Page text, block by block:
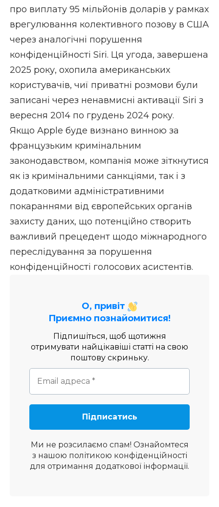
про виплату 95 мільйонів доларів у рамках
врегулювання колективного позову в США
через аналогічні порушення
конфіденційності Siri. Ця угода, завершена
2025 року, охопила американських
користувачів, чиї приватні розмови були
записані через ненавмисні активації Siri з
вересня 2014 по грудень 2024 року.
Якщо Apple буде визнано винною за
французьким кримінальним
законодавством, компанія може зіткнутися
як із кримінальними санкціями, так і з
додатковими адміністративними
покараннями від європейських органів
захисту даних, що потенційно створить
важливий прецедент щодо міжнародного
переслідування за порушення
конфіденційності голосових асистентів.
О, привіт
Приємно познайомитися!
Підпишіться, щоб щотижня
отримувати найцікавіші статті на свою
поштову скриньку.
Ми не розсилаємо спам! Ознайомтеся
з нашою політикою конфіденційності
для отримання додаткової інформації.